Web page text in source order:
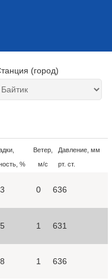
(город)
%
Ветер,
м/с
Давление, мм
рт. ст.
0 636
1 631
1 636